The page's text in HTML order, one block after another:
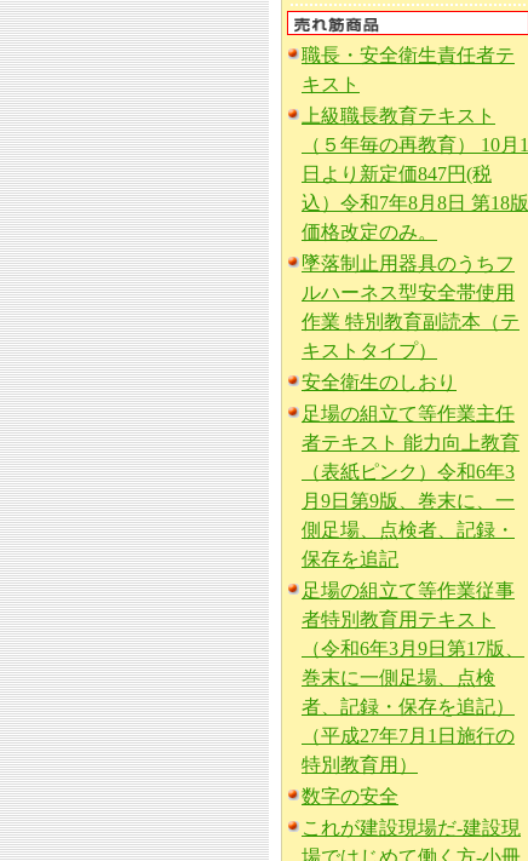
職長・安全衛生責任者テ
キスト
上級職長教育テキスト
（５年毎の再教育） 10月1
日より新定価847円(税
込）令和7年8月8日 第18版
価格改定のみ。
墜落制止用器具のうちフ
ルハーネス型安全帯使用
作業 特別教育副読本（テ
キストタイプ）
安全衛生のしおり
足場の組立て等作業主任
者テキスト 能力向上教育
（表紙ピンク）令和6年3
月9日第9版、巻末に、一
側足場、点検者、記録・
保存を追記
足場の組立て等作業従事
者特別教育用テキスト
（令和6年3月9日第17版、
巻末に一側足場、点検
者、記録・保存を追記）
（平成27年7月1日施行の
特別教育用）
数字の安全
これが建設現場だ-建設現
場ではじめて働く方-小冊